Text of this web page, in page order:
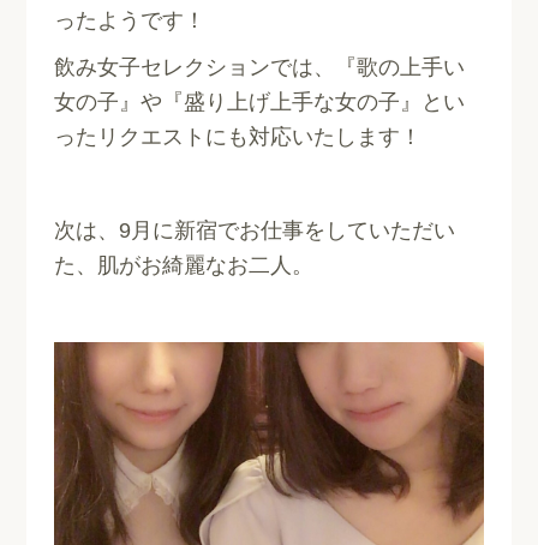
ったようです！
飲み女子セレクションでは、『歌の上手い
女の子』や『盛り上げ上手な女の子』とい
ったリクエストにも対応いたします！
次は、9月に新宿でお仕事をしていただい
た、肌がお綺麗なお二人。